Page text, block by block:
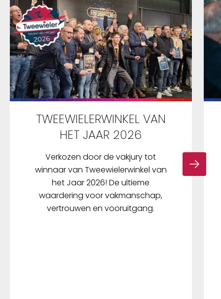
TWEEWIELERWINKEL VAN
HET JAAR 2026
Verkozen door de vakjury tot
winnaar van Tweewielerwinkel van
het Jaar 2026! De ultieme
waardering voor vakmanschap,
vertrouwen en vooruitgang.